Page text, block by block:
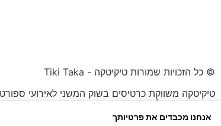
© כל הזכויות שמורות טיקיטקה - Tiki Taka
טיקיטקה משווקת כרטיסים בשוק המשני לאירועי
הכרטיס עשוי להיות נמוך או גבוה מהמחיר הרשמי.
אנחנו מכבדים את פרטיותך